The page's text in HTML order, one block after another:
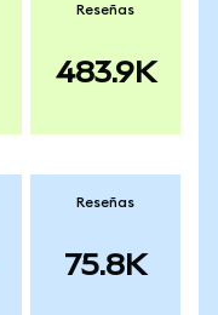
Reseñas
483.9K
Reseñas
75.8K